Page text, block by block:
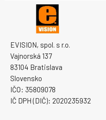
EVISION, spol. s r.o.
Vajnorská 137
83104 Bratislava
Slovensko
IČO: 35809078
IČ DPH (DIČ): 2020235932